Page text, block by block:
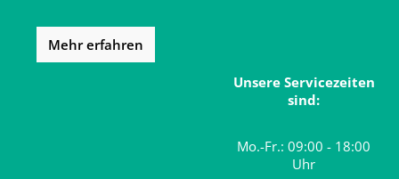
Mehr erfahren
Unsere Servicezeiten
sind:
Mo.-Fr.: 09:00 - 18:00
Uhr